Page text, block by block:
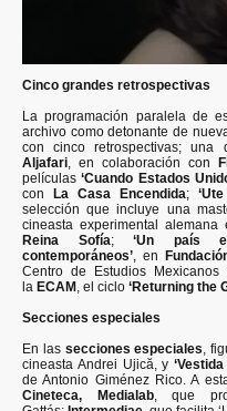
Cinco grandes retrospectivas
La programación paralela de
archivo como detonante de
con cinco retrospectivas; una
Aljafari , en colaboración con
películas‘Cuando Estados
con La Casa Encendida;
selección que incluye una
cineasta experimental
Reina Sofía; ‘Un país
contemporáneos’ , en
Centro de Estudios
la ECAM , el ciclo ‘Returning the
Secciones especiales
En las secciones especiales ,
cineasta Andrei Ujică, y
de Antonio Giménez Rico. A
Cineteca, Medialab, que